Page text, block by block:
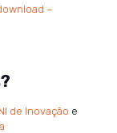
–
de Inovação e